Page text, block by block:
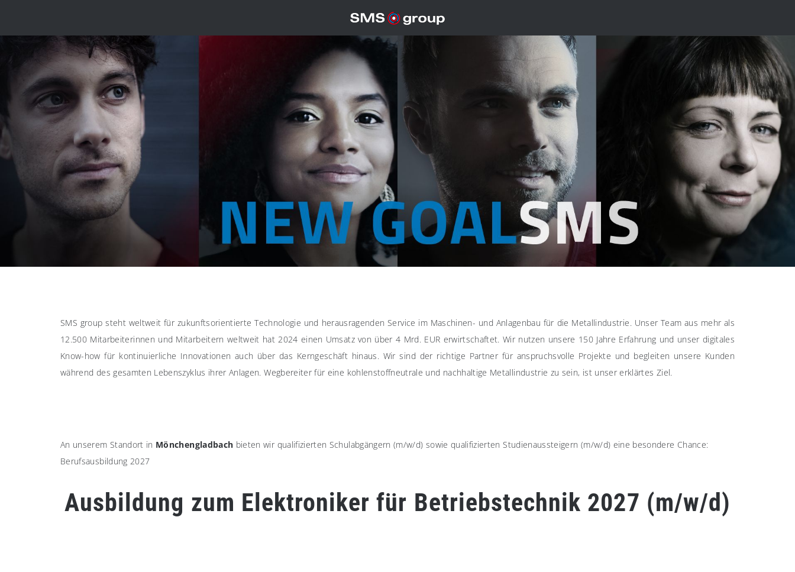
SMS group steht weltweit für zukunftsorientierte Technologie und herausragenden Service im Maschinen- und Anlagenbau für die Metallindustrie. Unser Team aus mehr als
12.500 Mitarbeiterinnen und Mitarbeitern weltweit hat 2024 einen Umsatz von über 4 Mrd. EUR erwirtschaftet. Wir nutzen unsere 150 Jahre Erfahrung und unser digitales
Know-how für kontinuierliche Innovationen auch über das Kerngeschäft hinaus. Wir sind der richtige Partner für anspruchsvolle Projekte und begleiten unsere Kunden
während des gesamten Lebenszyklus ihrer Anlagen. Wegbereiter für eine kohlenstoffneutrale und nachhaltige Metallindustrie zu sein, ist unser erklärtes Ziel.
An unserem Standort in Mönchengladbach bieten wir qualifizierten Schulabgängern (m/w/d) sowie qualifizierten Studienaussteigern (m/w/d) eine besondere Chance:
Berufsausbildung 2027
Ausbildung zum Elektroniker für Betriebstechnik 2027 (m/w/d)